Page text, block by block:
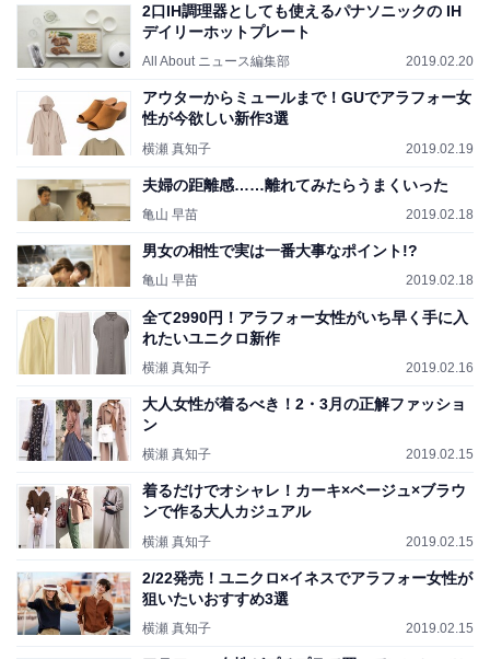
2口IH調理器としても使えるパナソニックの IH
デイリーホットプレート
All About ニュース編集部 2019.02.20
アウターからミュールまで！GUでアラフォー女
性が今欲しい新作3選
横瀬 真知子 2019.02.19
夫婦の距離感……離れてみたらうまくいった
亀山 早苗 2019.02.18
男女の相性で実は一番大事なポイント!?
亀山 早苗 2019.02.18
全て2990円！アラフォー女性がいち早く手に入
れたいユニクロ新作
横瀬 真知子 2019.02.16
大人女性が着るべき！2・3月の正解ファッショ
ン
横瀬 真知子 2019.02.15
着るだけでオシャレ！カーキ×ベージュ×ブラウ
ンで作る大人カジュアル
横瀬 真知子 2019.02.15
2/22発売！ユニクロ×イネスでアラフォー女性が
狙いたいおすすめ3選
横瀬 真知子 2019.02.15